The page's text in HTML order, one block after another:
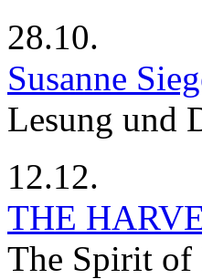
28.10.
Susanne
Lesung und
12.12.
THE
The Spirit of